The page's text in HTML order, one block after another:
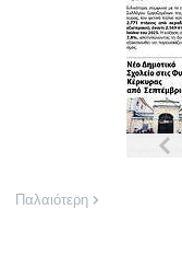
Παλαιότερη